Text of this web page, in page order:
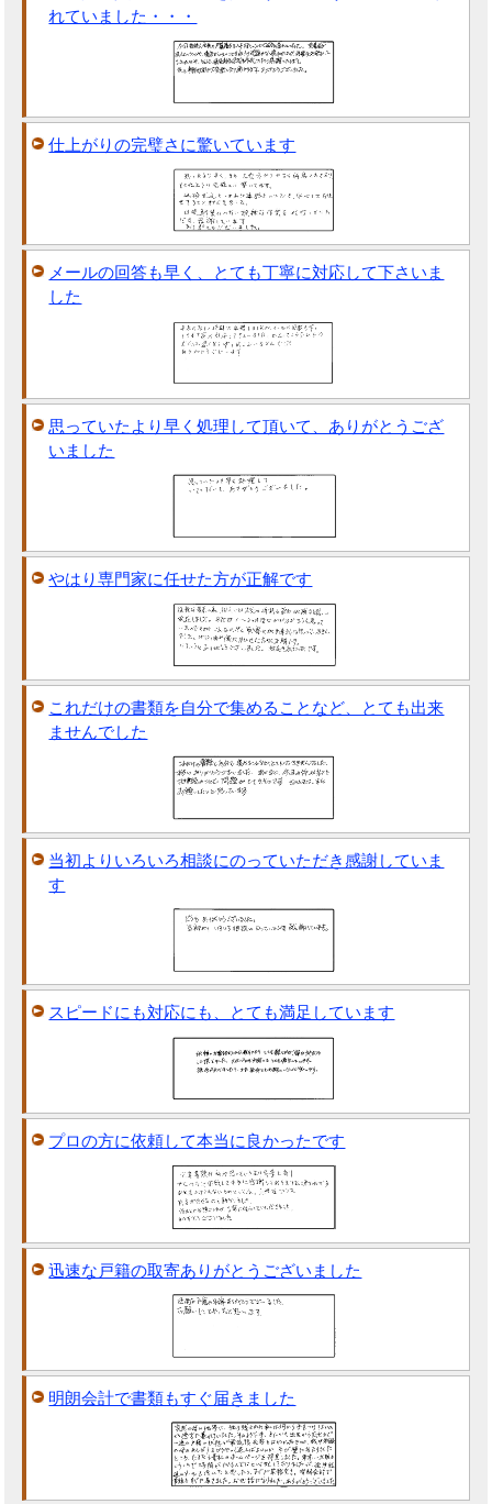
れていました・・・
仕上がりの完璧さに驚いています
メールの回答も早く、とても丁寧に対応して下さいま
した
思っていたより早く処理して頂いて、ありがとうござ
いました
やはり専門家に任せた方が正解です
これだけの書類を自分で集めることなど、とても出来
ませんでした
当初よりいろいろ相談にのっていただき感謝していま
す
スピードにも対応にも、とても満足しています
プロの方に依頼して本当に良かったです
迅速な戸籍の取寄ありがとうございました
明朗会計で書類もすぐ届きました